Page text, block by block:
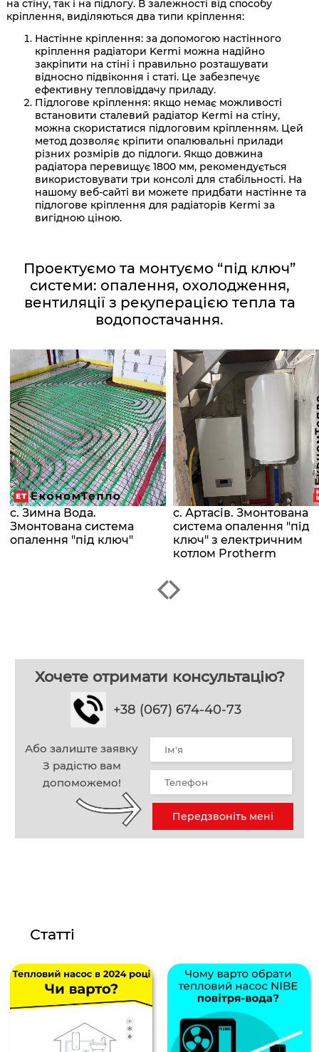
на стіну, так і на підлогу. В залежності від способу
кріплення, виділяються два типи кріплення:
Настінне кріплення: за допомогою настінного
кріплення радіатори Kermi можна надійно
закріпити на стіні і правильно розташувати
відносно підвіконня і статі. Це забезпечує
ефективну тепловіддачу приладу.
Підлогове кріплення: якщо немає можливості
встановити сталевий радіатор Kermi на стіну,
можна скористатися підлоговим кріпленням. Цей
метод дозволяє кріпити опалювальні прилади
різних розмірів до підлоги. Якщо довжина
радіатора перевищує 1800 мм, рекомендується
використовувати три консолі для стабільності. На
нашому веб-сайті ви можете придбати настінне та
підлогове кріплення для радіаторів Kermi за
вигідною ціною.
Проектуємо та монтуємо “під ключ”
системи: опалення, охолодження,
вентиляції з рекуперацією тепла та
водопостачання.
с. Зимна Вода.
Змонтована система
опалення "під ключ"
с. Артасів. Змонтована
система опалення "під
ключ" з електричним
котлом Protherm
Хочете отримати консультацію?
+38 (067) 674-40-73
Або залиште заявку
З радістю вам
допоможемо!
Передзвоніть мені
Статті